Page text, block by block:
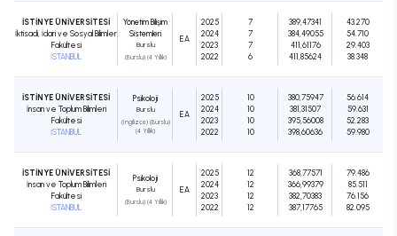
İSTİNYE ÜNİVERSİTESİ
İktisadi, İdari ve Sosyal Bilimler
Fakültesi
İSTANBUL
Yönetim Bilişim
Sistemleri
Burslu
(Burslu) (4 Yıllık)
EA
2025
2024
2023
2022
7
7
7
6
389,47341
384,49055
411,61176
411,85624
43.270
54.710
29.403
38.348
İSTİNYE ÜNİVERSİTESİ
İnsan ve Toplum Bilimleri
Fakültesi
İSTANBUL
Psikoloji
Burslu
(İngilizce) (Burslu)
(4 Yıllık)
EA
2025
2024
2023
2022
10
10
10
10
380,75947
381,31507
395,56008
398,60636
56.614
59.631
52.283
59.980
İSTİNYE ÜNİVERSİTESİ
İnsan ve Toplum Bilimleri
Fakültesi
İSTANBUL
Psikoloji
Burslu
(Burslu) (4 Yıllık)
EA
2025
2024
2023
2022
12
12
12
12
368,77571
366,99379
382,70383
387,17765
79.486
85.511
76.156
82.095